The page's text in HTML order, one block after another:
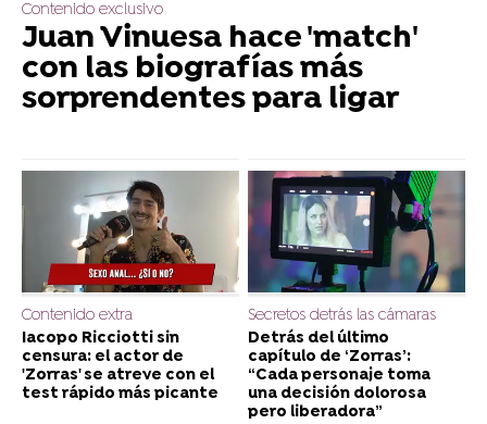
Contenido exclusivo
Juan Vinuesa hace 'match'
con las biografías más
sorprendentes para ligar
Contenido extra
Iacopo Ricciotti sin
censura: el actor de
'Zorras' se atreve con el
test rápido más picante
Secretos detrás las cámaras
Detrás del último
capítulo de ‘Zorras’:
“Cada personaje toma
una decisión dolorosa
pero liberadora”